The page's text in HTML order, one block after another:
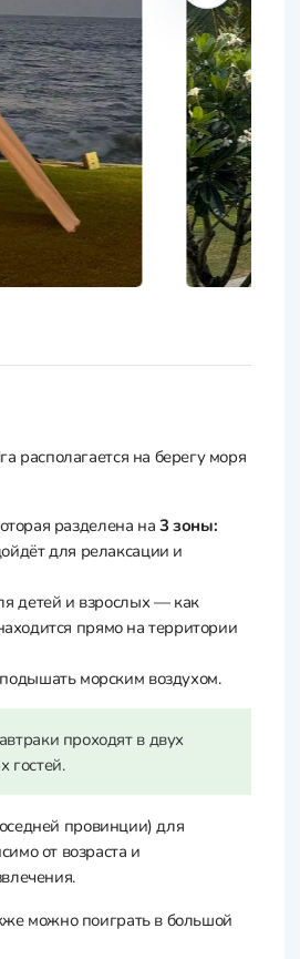
располагается на берегу моря
разделена на3 зоны:
для релаксации и
детей и взрослых — как
прямо на территории
морским воздухом.
проходят в двух
гостей.
провинции) для
от возраста и
можно поиграть в большой